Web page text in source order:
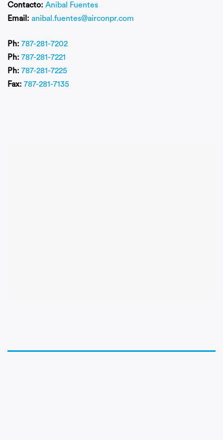
Contacto: Anibal Fuentes
Email: anibal.fuentes@airconpr.com
Ph: 787-281-7202
Ph: 787-281-7221
Ph: 787-281-7225
Fax: 787-281-7135